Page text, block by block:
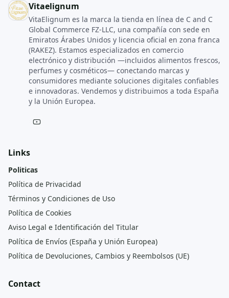
Vitaelignum
VitaElignum es la marca la tienda en línea de C and C
Global Commerce FZ‑LLC, una compañía con sede en
Emiratos Árabes Unidos y licencia oficial en zona franca
(RAKEZ). Estamos especializados en comercio
electrónico y distribución —incluidos alimentos frescos,
perfumes y cosméticos— conectando marcas y
consumidores mediante soluciones digitales confiables
e innovadoras. Vendemos y distribuimos a toda España
y la Unión Europea.
Links
Politicas
Política de Privacidad
Términos y Condiciones de Uso
Política de Cookies
Aviso Legal e Identificación del Titular
Política de Envíos (España y Unión Europea)
Política de Devoluciones, Cambios y Reembolsos (UE)
Contact